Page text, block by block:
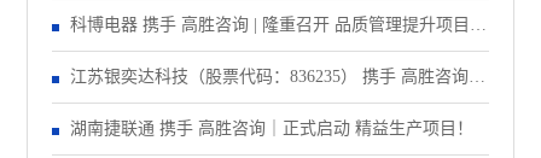
大会！
科博电器 携手 高胜咨询 | 隆重召开 品质管理提升项目启
动大会！
江苏银奕达科技（股票代码：836235） 携手 高胜咨询｜
正式启动 管理变革项目
湖南捷联通 携手 高胜咨询｜正式启动 精益生产项目！